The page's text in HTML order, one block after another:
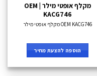
מקלף אופטי מילר OEM |
KACG746
OEM KACG746 מקלף אופטי מילר
הוספה להצעת מחיר